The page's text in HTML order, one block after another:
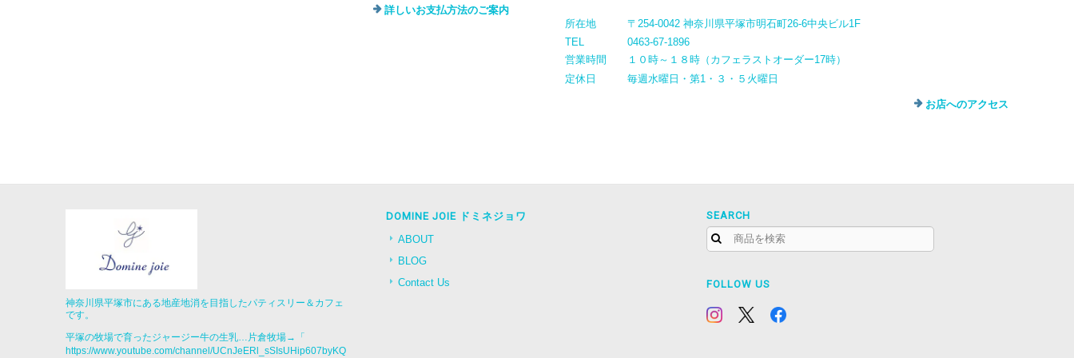
詳しいお支払方法のご案内
所在地
〒254-0042 神奈川県平塚市明石町26-6中央ビル1F
TEL
0463-67-1896
営業時間
１０時～１８時（カフェラストオーダー17時）
定休日
毎週水曜日・第1・３・５火曜日
お店へのアクセス
神奈川県平塚市にある地産地消を目指したパティスリー＆カフェ
です。
平塚の牧場で育ったジャージー牛の生乳…片倉牧場→「
https://www.youtube.com/channel/UCnJeERl_sSIsUHip607byKQ
DOMINE JOIE ドミネジョワ
ABOUT
BLOG
Contact Us
SEARCH
FOLLOW US